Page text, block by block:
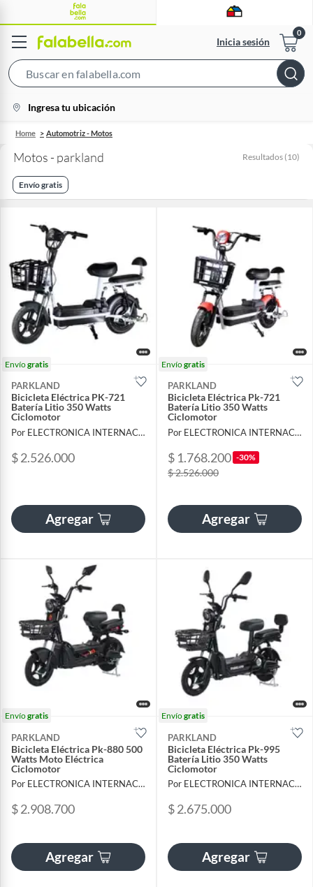
Inicia sesión
Bar
location-
icon
Ingresa tu ubicación
Home Automotriz - Motos
Motos - parkland Resultados (10)
Envío gratis
Envíogratis
PARKLAND
Bicicleta Eléctrica PK-721
Batería Litio 350 Watts
Ciclomotor
Por ELECTRONICA INTERNACIONAL LAG SAS
$ 2.526.000
Agregar
Envíogratis
PARKLAND
Bicicleta Eléctrica Pk-721
Batería Litio 350 Watts
Ciclomotor
Por ELECTRONICA INTERNACIONAL LAG SAS
$ 1.768.200 -30%
$ 2.526.000
Agregar
Envíogratis
PARKLAND
Bicicleta Eléctrica Pk-880 500
Watts Moto Eléctrica
Ciclomotor
Por ELECTRONICA INTERNACIONAL LAG SAS
$ 2.908.700
Agregar
Envíogratis
PARKLAND
Bicicleta Eléctrica Pk-995
Batería Litio 350 Watts
Ciclomotor
Por ELECTRONICA INTERNACIONAL LAG SAS
$ 2.675.000
Agregar